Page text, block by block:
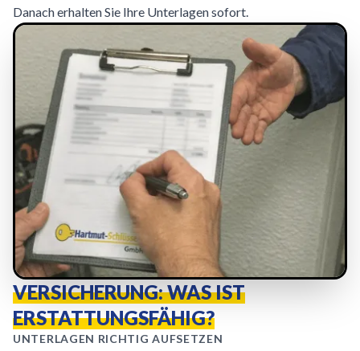
Danach erhalten Sie Ihre Unterlagen sofort.
VERSICHERUNG: WAS IST
ERSTATTUNGSFÄHIG?
UNTERLAGEN RICHTIG AUFSETZEN